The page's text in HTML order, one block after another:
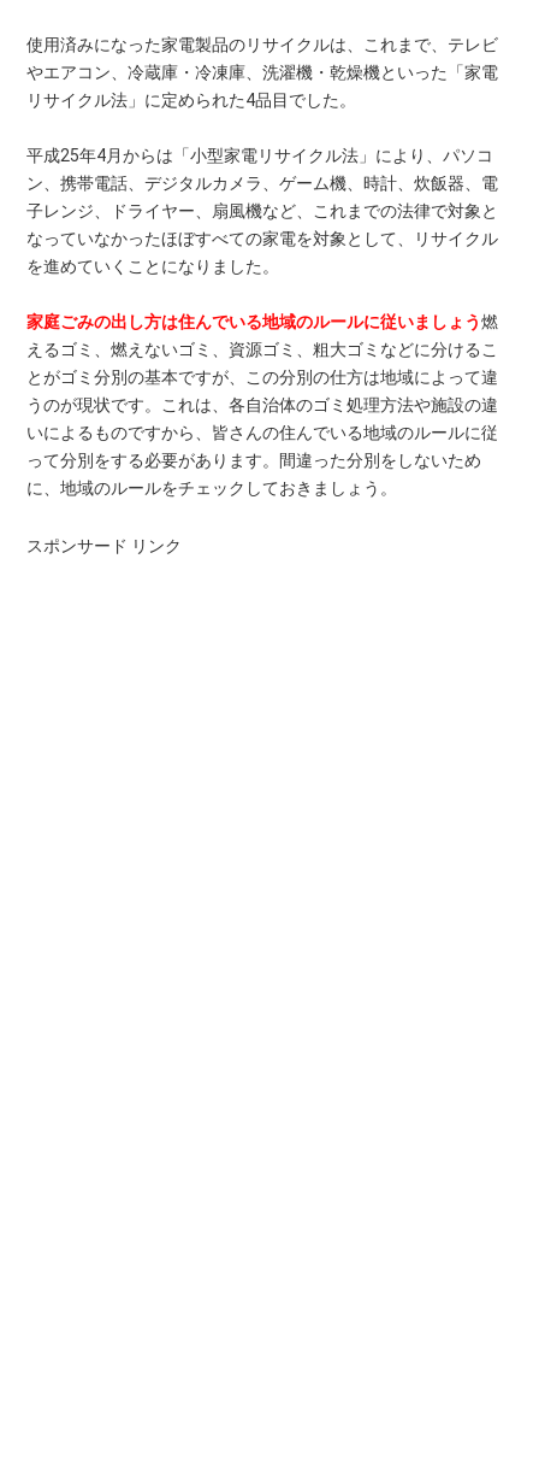
使用済みになった家電製品のリサイクルは、これまで、テレビ
やエアコン、冷蔵庫・冷凍庫、洗濯機・乾燥機といった「家電
リサイクル法」に定められた4品目でした。
平成25年4月からは「小型家電リサイクル法」により、パソコ
ン、携帯電話、デジタルカメラ、ゲーム機、時計、炊飯器、電
子レンジ、ドライヤー、扇風機など、これまでの法律で対象と
なっていなかったほぼすべての家電を対象として、リサイクル
を進めていくことになりました。
家庭ごみの出し方は住んでいる地域のルールに従いましょう燃
えるゴミ、燃えないゴミ、資源ゴミ、粗大ゴミなどに分けるこ
とがゴミ分別の基本ですが、この分別の仕方は地域によって違
うのが現状です。これは、各自治体のゴミ処理方法や施設の違
いによるものですから、皆さんの住んでいる地域のルールに従
って分別をする必要があります。間違った分別をしないため
に、地域のルールをチェックしておきましょう。
スポンサード リンク